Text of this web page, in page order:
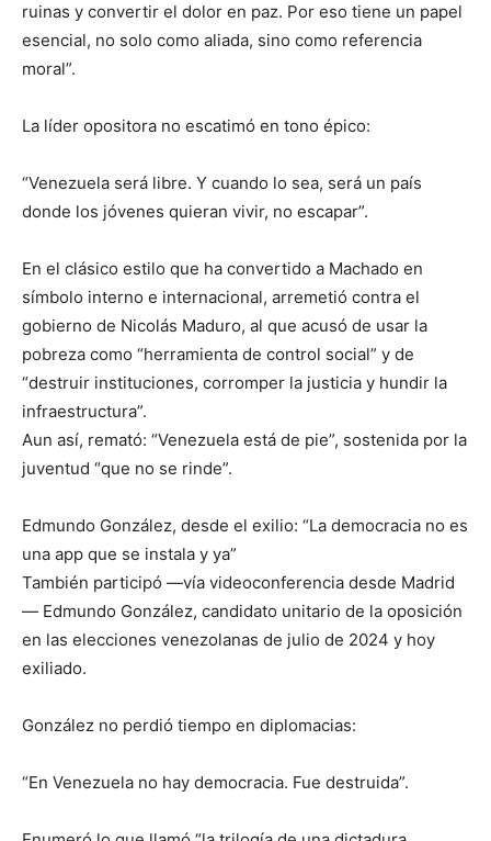
ruinas y convertir el dolor en paz. Por eso tiene un papel
esencial, no solo como aliada, sino como referencia
moral”.
La líder opositora no escatimó en tono épico:
“Venezuela será libre. Y cuando lo sea, será un país
donde los jóvenes quieran vivir, no escapar”.
En el clásico estilo que ha convertido a Machado en
símbolo interno e internacional, arremetió contra el
gobierno de Nicolás Maduro, al que acusó de usar la
pobreza como “herramienta de control social” y de
“destruir instituciones, corromper la justicia y hundir la
infraestructura”.
Aun así, remató: “Venezuela está de pie”, sostenida por la
juventud “que no se rinde”.
Edmundo González, desde el exilio: “La democracia no es
una app que se instala y ya”
También participó —vía videoconferencia desde Madrid
— Edmundo González, candidato unitario de la oposición
en las elecciones venezolanas de julio de 2024 y hoy
exiliado.
González no perdió tiempo en diplomacias:
“En Venezuela no hay democracia. Fue destruida”.